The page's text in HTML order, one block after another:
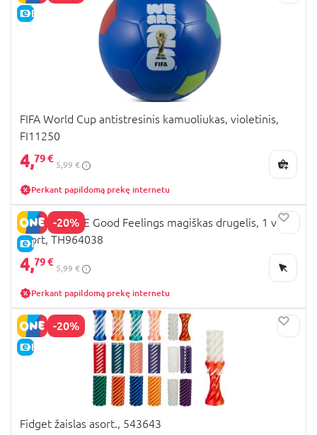
E-KAINA
FIFA World Cup antistresinis kamuoliukas, violetinis,
FI11250
4,79 €
5,99 €
Perkant papildomą prekę internetu
-20%
E-KAINA
TRENDHAUSE Good Feelings magiškas drugelis, 1 vnt.,
asort, TH964038
4,79 €
5,99 €
Perkant papildomą prekę internetu
-20%
E-KAINA
Fidget žaislas asort., 543643